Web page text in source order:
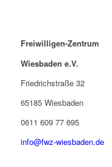
Freiwilligen-Zentrum
Wiesbaden e.V.
Friedrichstraße 32
65185 Wiesbaden
0611 609 77 695
info@fwz-wiesbaden.de